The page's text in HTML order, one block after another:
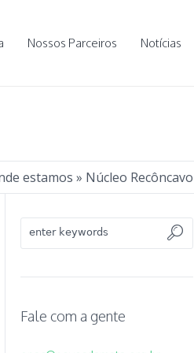
Nossos Parceiros Notícias
estamos » Núcleo Recôncavo
Fale com a gente